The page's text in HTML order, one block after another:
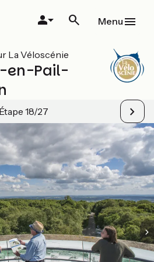
Menu
La Véloscénie
en-Pail-
Étape 18/27